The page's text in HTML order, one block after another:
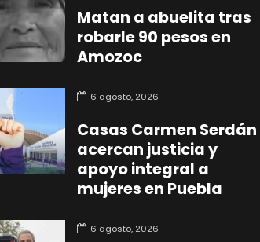
Matan a abuelita tras
robarle 90 pesos en
Amozoc
6 agosto, 2026
Casas Carmen Serdán
acercan justicia y
apoyo integral a
mujeres en Puebla
6 agosto, 2026